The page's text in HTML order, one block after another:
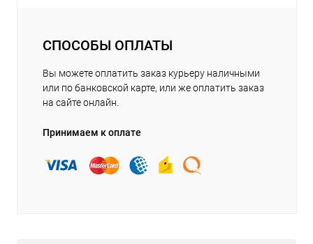
СПОСОБЫ ОПЛАТЫ
Вы можете оплатить заказ курьеру наличными
или по банковской карте, или же оплатить заказ
на сайте онлайн.
Принимаем к оплате